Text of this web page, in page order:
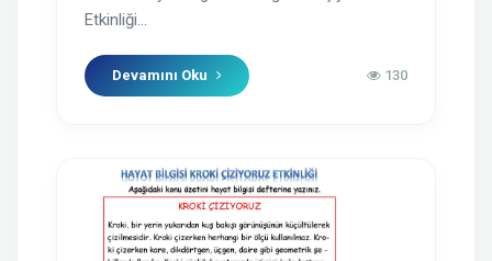
Etkinliği...
Devamını Oku 130